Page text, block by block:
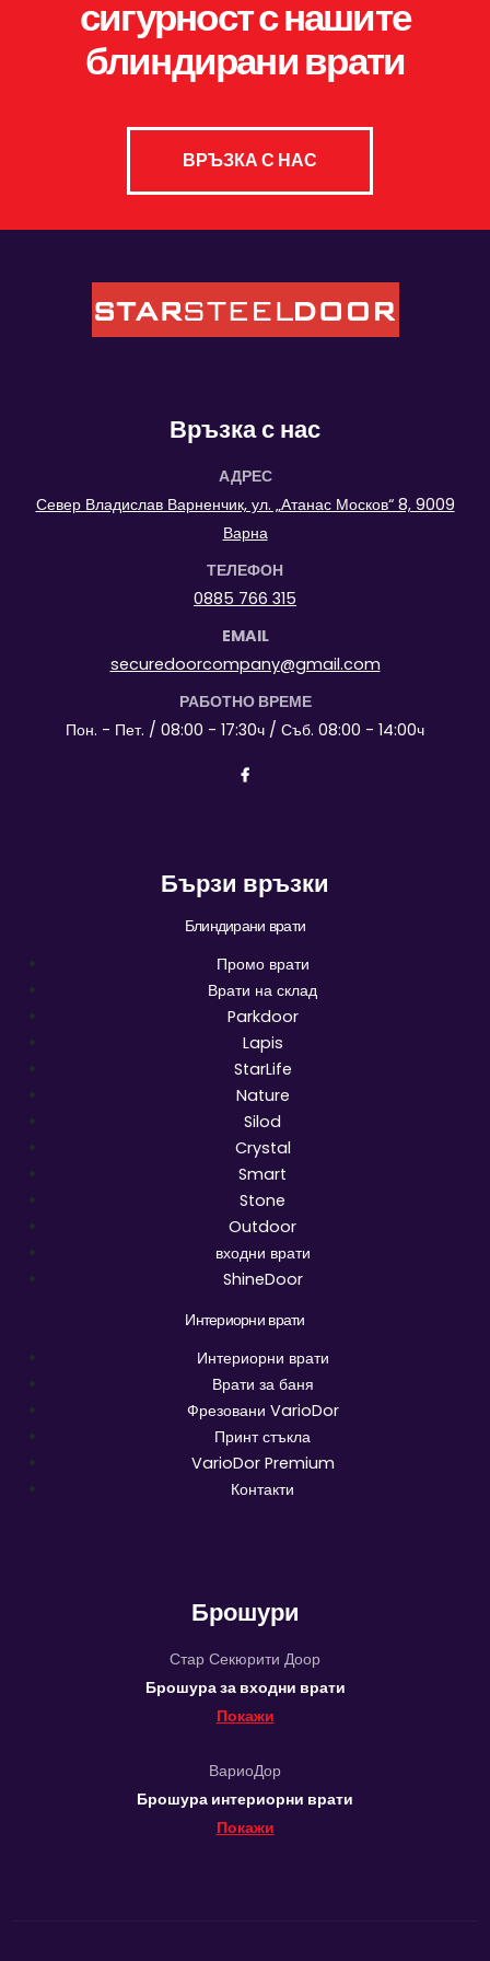
сигурност с нашите
блиндирани врати
ВРЪЗКА С НАС
Връзка с нас
АДРЕС
Север Владислав Варненчик, ул. „Атанас Москов“ 8, 9009
Варна
ТЕЛЕФОН
0885 766 315
EMAIL
securedoorcompany@gmail.com
РАБОТНО ВРЕМЕ
Пон. - Пет. / 08:00 - 17:30ч / Съб. 08:00 - 14:00ч
Бързи връзки
Блиндирани врати
Промо врати
Врати на склад
Parkdoor
Lapis
StarLife
Nature
Silod
Crystal
Smart
Stone
Outdoor
входни врати
ShineDoor
Интериорни врати
Интериорни врати
Врати за баня
Фрезовани VarioDor
Принт стъкла
VarioDor Premium
Контакти
Брошури
Стар Секюрити Доор
Брошура за входни врати
Покажи
ВариоДор
Брошура интериорни врати
Покажи